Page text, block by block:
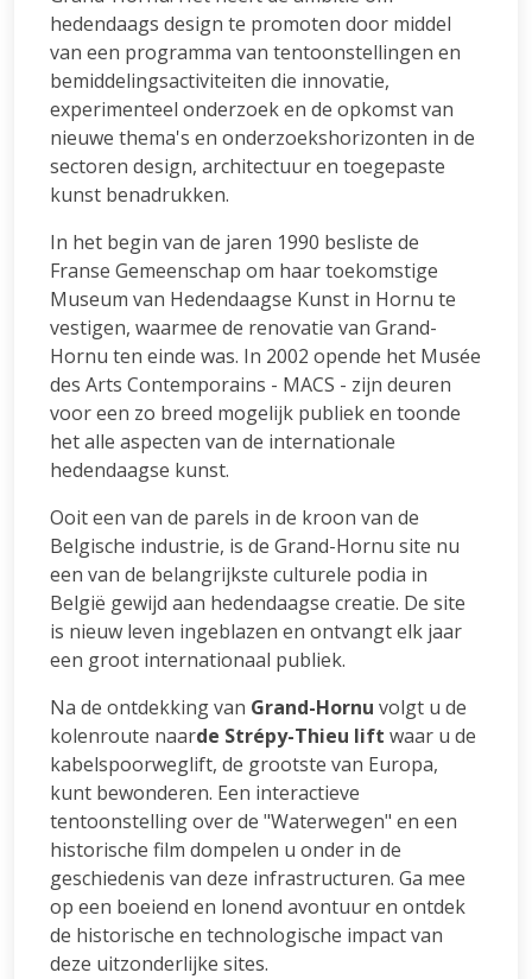
hedendaags design te promoten door middel
van een programma van tentoonstellingen en
bemiddelingsactiviteiten die innovatie,
experimenteel onderzoek en de opkomst van
nieuwe thema's en onderzoekshorizonten in de
sectoren design, architectuur en toegepaste
kunst benadrukken.
In het begin van de jaren 1990 besliste de
Franse Gemeenschap om haar toekomstige
Museum van Hedendaagse Kunst in Hornu te
vestigen, waarmee de renovatie van Grand-
Hornu ten einde was. In 2002 opende het Musée
des Arts Contemporains - MACS - zijn deuren
voor een zo breed mogelijk publiek en toonde
het alle aspecten van de internationale
hedendaagse kunst.
Ooit een van de parels in de kroon van de
Belgische industrie, is de Grand-Hornu site nu
een van de belangrijkste culturele podia in
België gewijd aan hedendaagse creatie. De site
is nieuw leven ingeblazen en ontvangt elk jaar
een groot internationaal publiek.
Na de ontdekking van Grand-Hornu volgt u de
kolenroute naarde Strépy-Thieu lift waar u de
kabelspoorweglift, de grootste van Europa,
kunt bewonderen. Een interactieve
tentoonstelling over de "Waterwegen" en een
historische film dompelen u onder in de
geschiedenis van deze infrastructuren. Ga mee
op een boeiend en lonend avontuur en ontdek
de historische en technologische impact van
deze uitzonderlijke sites.